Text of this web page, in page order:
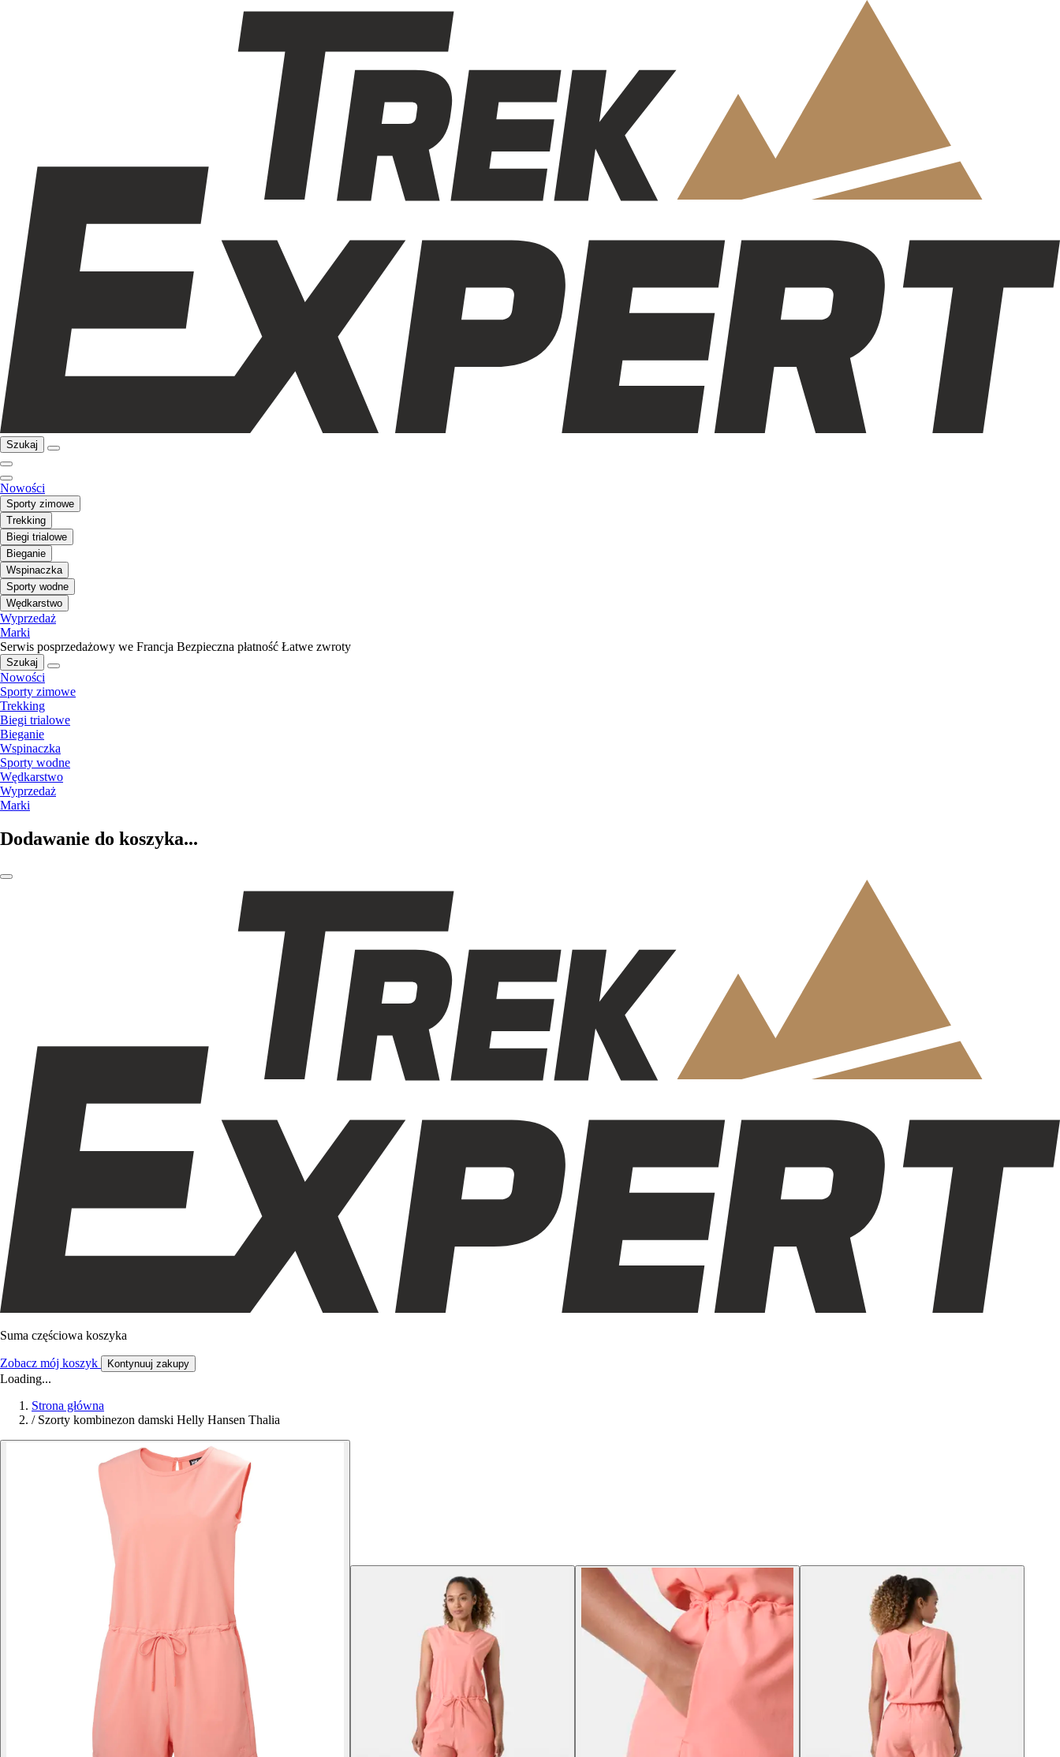
Szukaj
Nowości
Sporty zimowe
Trekking
Biegi trialowe
Bieganie
Wspinaczka
Sporty wodne
Wędkarstwo
Wyprzedaż
Marki
Serwis posprzedażowy we Francja Bezpieczna płatność Łatwe zwroty
Szukaj
Nowości
Sporty zimowe
Trekking
Biegi trialowe
Bieganie
Wspinaczka
Sporty wodne
Wędkarstwo
Wyprzedaż
Marki
Dodawanie do koszyka...
Suma częściowa koszyka
Zobacz mój koszyk Kontynuuj zakupy
Loading...
Strona główna
/ Szorty kombinezon damski Helly Hansen Thalia